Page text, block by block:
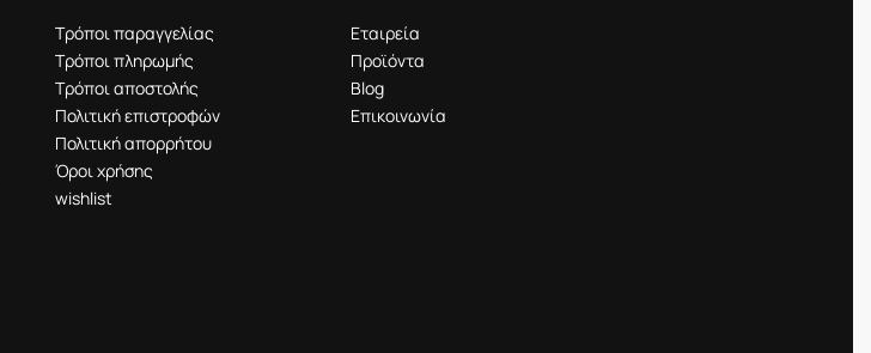
Τρόποι παραγγελίας
Τρόποι πληρωμής
Τρόποι αποστολής
Πολιτική επιστροφών
Πολιτική απορρήτου
Όροι χρήσης
wishlist
Εταιρεία
Προϊόντα
Blog
Επικοινωνία